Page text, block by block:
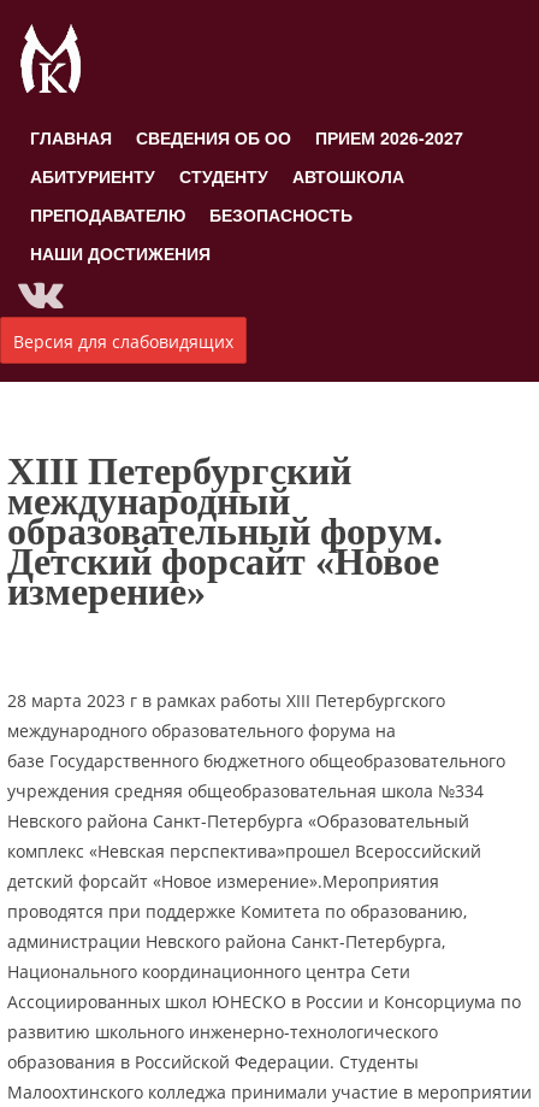
ГЛАВНАЯ СВЕДЕНИЯ ОБ ОО
ПРИЕМ 2026-2027
АБИТУРИЕНТУ
СТУДЕНТУ
АВТОШКОЛА
ПРЕПОДАВАТЕЛЮ
БЕЗОПАСНОСТЬ
НАШИ ДОСТИЖЕНИЯ
Версия для слабовидящих
ХIII Петербургcкий
международный
образовательный форум.
Детский форсайт «Новое
измерение»
28 марта 2023 г в рамках работы XIII Петербургского
международного образовательного форума на
базе Государственного бюджетного общеобразовательного
учреждения средняя общеобразовательная школа №334
Невского района Санкт-Петербурга «Образовательный
комплекс «Невская перспектива»прошел Всероссийский
детский форсайт «Новое измерение».Мероприятия
проводятся при поддержке Комитета по образованию,
администрации Невского района Санкт-Петербурга,
Национального координационного центра Сети
Ассоциированных школ ЮНЕСКО в России и Консорциума по
развитию школьного инженерно-технологического
образования в Российской Федерации. Студенты
Малоохтинского колледжа принимали участие в мероприятии